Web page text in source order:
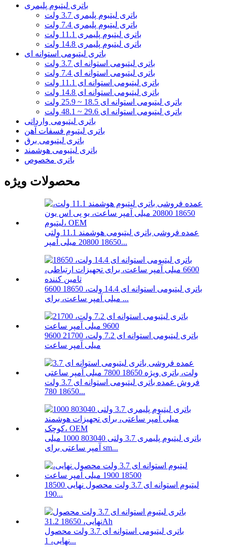
باتری لیتیوم پلیمری
باتری لیتیوم پلیمری 3.7 ولت
باتری لیتیوم پلیمری 7.4 ولت
باتری لیتیوم پلیمری 11.1 ولت
باتری لیتیوم پلیمری 14.8 ولت
باتری لیتیومی استوانه ای
باتری لیتیومی استوانه ای 3.7 ولت
باتری لیتیومی استوانه ای 7.4 ولت
باتری لیتیومی استوانه ای 11.1 ولت
باتری لیتیومی استوانه ای 14.8 ولت
باتری لیتیومی استوانه ای 18.5 ~ 25.9 ولت
باتری لیتیومی استوانه ای 29.6 ~ 48.1 ولت
باتری لیتیومی وارداتی
باتری لیتیوم فسفات آهن
باتری لیتیومی برق
باتری لیتیومی هوشمند
باتری مخصوص
محصولات ویژه
عمده فروشی باتری لیتیومی هوشمند 11.1 ولتی
18650 20800 میلی آمپر...
باتری لیتیومی استوانه ای 14.4 ولت، 18650 6600
میلی آمپر ساعت، برای ...
باتری لیتیومی استوانه ای 7.2 ولت، 21700 9600
میلی آمپر ساعت
فروش عمده باتری لیتیومی استوانه ای 3.7 ولت
18650 780...
باتری لیتیوم پلیمری 3.7 ولتی 803040 1000 میلی
آمپر ساعتی برای sm...
لیتیوم استوانه ای 3.7 ولت محصول نهایی 18500
190...
باتری لیتیومی استوانه ای 3.7 ولت محصول
نهایی، 1...